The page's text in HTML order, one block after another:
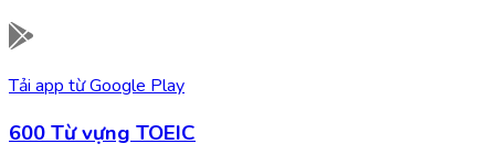
Tải app từGoogle Play
600 Từ vựng TOEIC